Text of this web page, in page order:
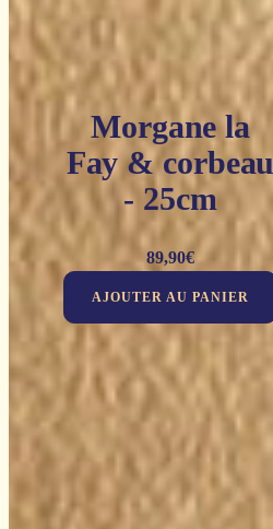
Morgane la
Fay & corbeau
- 25cm
89,90€
AJOUTER AU PANIER